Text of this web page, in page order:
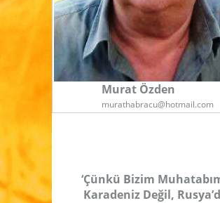
Murat Özden
murathabracu@hotmail.com
‘Çünkü Bizim
Karadeniz Değil,